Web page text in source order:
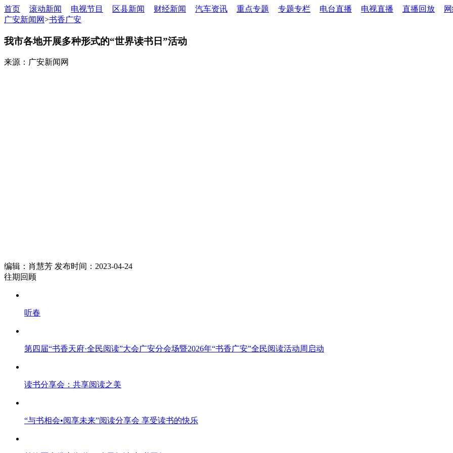
首页 滚动新闻 电视节目 区县新闻 财经新闻 汽车资讯 重点专题 专题专栏 电台直播 电视直播 直播回放
广安新闻网>书香广安
我市各地开展多种形式的“世界读书日”活动
来源：广安新闻网
编辑：肖慧芳 发布时间：2023-04-24
往期回顾
听春
第四届“书香天府·全民阅读”大会广安分会场暨2026年“书香广安”全民阅读活动周启动
读书分享会：共享阅读之美
“与书相会•阅享未来”阅读分享会 享受读书的快乐